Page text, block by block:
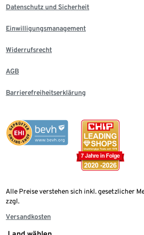
Datenschutz und Sicherheit
Einwilligungsmanagement
Widerrufsrecht
AGB
Barrierefreiheitserklärung
Alle Preise verstehen sich inkl. gesetzlicher
zzgl.
Versandkosten